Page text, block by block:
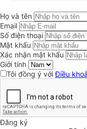
Họ và tên
Email
Số điện thoại
Mật khẩu
Xác nhận mật khẩu
Giới tính
Tôi đồng ý vớiĐiều
Đăng ký